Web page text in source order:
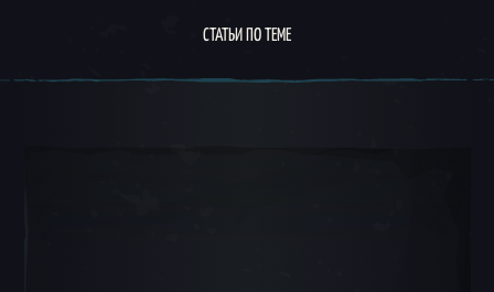
СТАТЬИ ПО ТЕМЕ